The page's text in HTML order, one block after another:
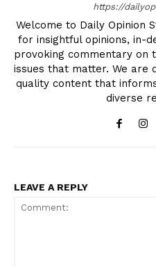
https://
Welcome to Daily Opinion
for insightful opinions, in-
provoking commentary on
issues that matter. We are
quality content that
diverse
LEAVE A REPLY